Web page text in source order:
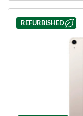
REFURBISHED